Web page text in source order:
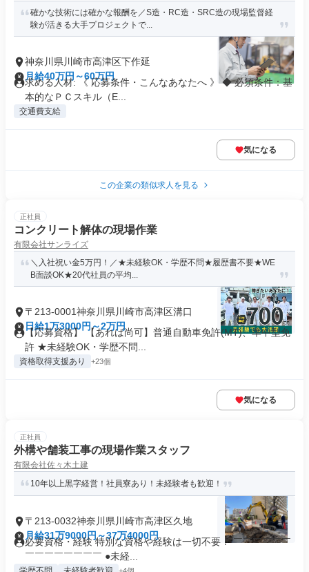
確かな技術には確かな報酬を／S造・RC造・SRC造の現場監督経
験が活きる大手プロジェクトで...
神奈川県川崎市高津区下作延
月給40万円～60万円
求める人材: 《 応募条件・こんなあなたへ 》 ◆ 必須条件：基
本的なＰＣスキル（E...
交通費支給
気になる
この企業の類似求人を見る
正社員
コンクリート解体の現場作業
有限会社サンライズ
＼入社祝い金5万円！／★未経験OK・学歴不問★履歴書不要★WE
B面談OK★20代社員の平均...
〒213-0001神奈川県川崎市高津区溝口
日給1万3000円～2万円
【応募資格】 【あれば尚可】普通自動車免許(MT)、準中型免
許 ★未経験OK・学歴不問...
資格取得支援あり +23個
気になる
正社員
外構や舗装工事の現場作業スタッフ
有限会社佐々木土建
10年以上黒字経営！社員寮あり！未経験者も歓迎！
〒213-0032神奈川県川崎市高津区久地
月給31万9000円～37万4000円
必要資格・経験 特別な資格や経験は一切不要！ ￣￣￣￣￣￣
￣￣￣￣￣￣￣￣ ●未経...